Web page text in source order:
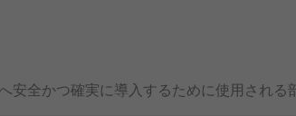
安全かつ確実に導入するために使用され